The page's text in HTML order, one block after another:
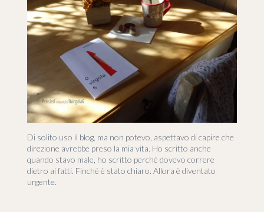
Di solito uso il blog, ma non potevo, aspettavo di capire che
direzione avrebbe preso la mia vita. Ho scritto anche
quando stavo male, ho scritto perché dovevo correre
dietro ai fatti. Finché è stato chiaro. Allora è diventato
urgente.